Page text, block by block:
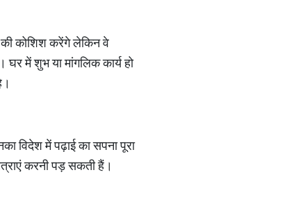
कोशिश करेंगे लेकिन वे
घर में शुभ या मांगलिक कार्य हो
विदेश में पढ़ाई का सपना पूरा
करनी पड़ सकती हैं।